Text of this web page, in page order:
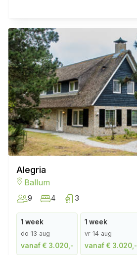
Alegria
Ballum
9 4 3
1 week
do 13 aug
vanaf € 3.020,-
1 week
vr 14 aug
vanaf € 3.020,-